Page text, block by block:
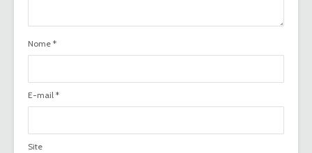
Nome *
E-mail *
Site